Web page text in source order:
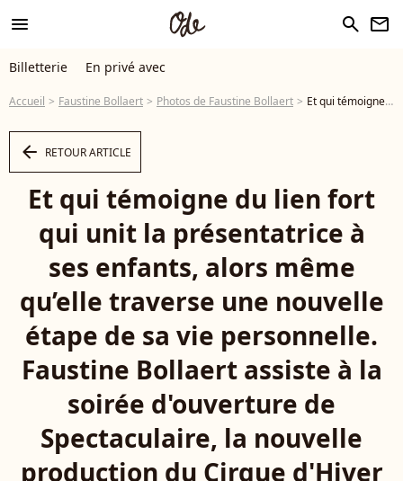
menu search newsletter
Billetterie En privé avec
Accueil Faustine Bollaert Photos de Faustine Bollaert Et qui témoigne du lien fort qui unit la présentatrice à ses enfants, alors même qu’elle traverse une nouvelle étape de sa vie personnelle. Faustine Bollaert assiste à la soirée d'ouverture de Spectaculaire, la nouvelle production du Cirque d'Hiver Bouglione, Paris, France, le 19 octobre 2024. Photo par David Boyer/ABACAPRESS.COM - Photo
arrow_left RETOUR ARTICLE
Et qui témoigne du lien fort
qui unit la présentatrice à
ses enfants, alors même
qu’elle traverse une nouvelle
étape de sa vie personnelle.
Faustine Bollaert assiste à la
soirée d'ouverture de
Spectaculaire, la nouvelle
production du Cirque d'Hiver